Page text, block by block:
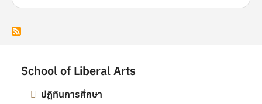
School of Liberal Arts
ปฎิทินการศึกษา